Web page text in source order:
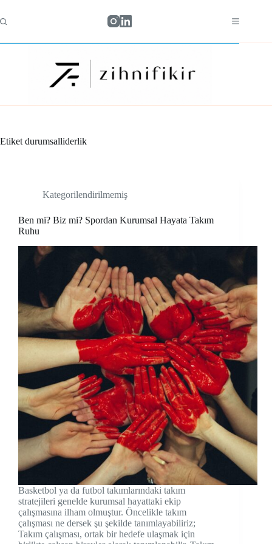
content
Etiket durumsalliderlik
Kategorilendirilmemiş
Ben mi? Biz mi? Spordan Kurumsal Hayata Takım
Ruhu
Basketbol ya da futbol takımlarındaki takım
stratejileri genelde kurumsal hayattaki ekip
çalışmasına ilham olmuştur. Öncelikle takım
çalışması ne dersek şu şekilde tanımlayabiliriz;
Takım çalışması, ortak bir hedefe ulaşmak için